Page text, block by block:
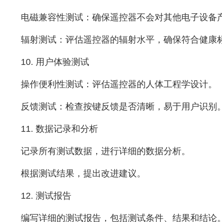
电磁兼容性测试：确保遥控器不会对其他电子设备
辐射测试：评估遥控器的辐射水平，确保符合健康
10. 用户体验测试
操作便利性测试：评估遥控器的人体工程学设计。
反馈测试：检查按键反馈是否清晰，易于用户识别。
11. 数据记录和分析
记录所有测试数据，进行详细的数据分析。
根据测试结果，提出改进建议。
12. 测试报告
编写详细的测试报告，包括测试条件、结果和结论。